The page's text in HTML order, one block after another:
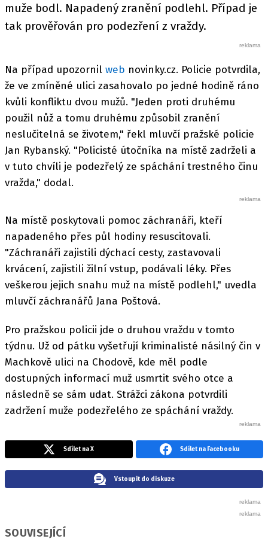
muže bodl. Napadený zranění podlehl. Případ je
tak prověřován pro podezření z vraždy.
Na případ upozornil web novinky.cz. Policie potvrdila,
že ve zmíněné ulici zasahovalo po jedné hodině ráno
kvůli konfliktu dvou mužů. "Jeden proti druhému
použil nůž a tomu druhému způsobil zranění
neslučitelná se životem," řekl mluvčí pražské policie
Jan Rybanský. "Policisté útočníka na místě zadrželi a
v tuto chvíli je podezřelý ze spáchání trestného činu
vražda," dodal.
Na místě poskytovali pomoc záchranáři, kteří
napadeného přes půl hodiny resuscitovali.
"Záchranáři zajistili dýchací cesty, zastavovali
krvácení, zajistili žilní vstup, podávali léky. Přes
veškerou jejich snahu muž na místě podlehl," uvedla
mluvčí záchranářů Jana Poštová.
Pro pražskou policii jde o druhou vraždu v tomto
týdnu. Už od pátku vyšetřují kriminalisté násilný čin v
Machkově ulici na Chodově, kde měl podle
dostupných informací muž usmrtit svého otce a
následně se sám udat. Strážci zákona potvrdili
zadržení muže podezřelého ze spáchání vraždy.
Sdílet na X Sdílet na Facebooku
Vstoupit do diskuze
SOUVISEJÍCÍ